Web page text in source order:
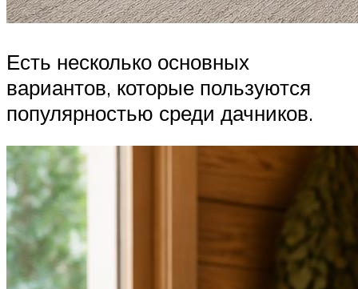
Есть несколько основных
вариантов, которые пользуются
популярностью среди дачников.